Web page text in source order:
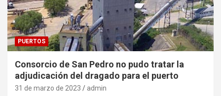
PUERTOS
Consorcio de San Pedro no pudo tratar la
adjudicación del dragado para el puerto
31 de marzo de 2023 admin